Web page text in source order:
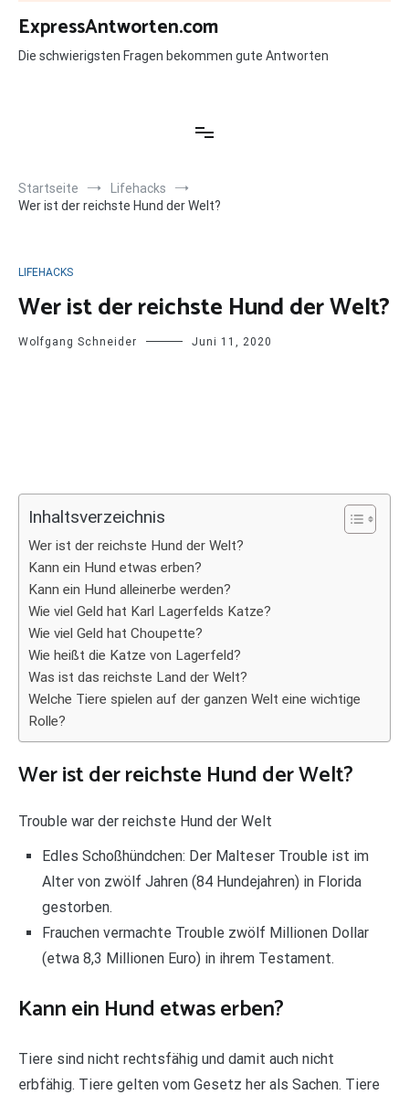
Zum
Inhalt
springen
ExpressAntworten.com
Die schwierigsten Fragen bekommen gute Antworten
Startseite
Lifehacks
Wer ist der reichste Hund der Welt?
LIFEHACKS
Wer ist der reichste Hund der Welt?
Wolfgang Schneider Juni 11, 2020
Inhaltsverzeichnis
Wer ist der reichste Hund der Welt?
Kann ein Hund etwas erben?
Kann ein Hund alleinerbe werden?
Wie viel Geld hat Karl Lagerfelds Katze?
Wie viel Geld hat Choupette?
Wie heißt die Katze von Lagerfeld?
Was ist das reichste Land der Welt?
Welche Tiere spielen auf der ganzen Welt eine wichtige
Rolle?
Wer ist der reichste Hund der Welt?
Trouble war der reichste Hund der Welt
Edles Schoßhündchen: Der Malteser Trouble ist im
Alter von zwölf Jahren (84 Hundejahren) in Florida
gestorben.
Frauchen vermachte Trouble zwölf Millionen Dollar
(etwa 8,3 Millionen Euro) in ihrem Testament.
Kann ein Hund etwas erben?
Tiere sind nicht rechtsfähig und damit auch nicht
erbfähig. Tiere gelten vom Gesetz her als Sachen. Tiere